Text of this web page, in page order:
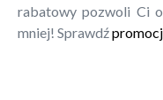
rabatowy pozwoli Ci
mniej! Sprawdź